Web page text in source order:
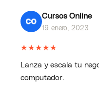
Cursos Online
19 enero, 2023
★★★★★
Lanza y escala tu
computador.